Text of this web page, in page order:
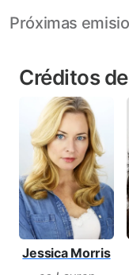
Próximas
Créditos
Jessica Morris